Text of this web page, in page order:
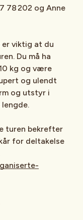
78 202 og Anne
er viktig at du
Du må ha
kg og være
og ulendt
og utstyr i
turen bekrefter
for deltakelse